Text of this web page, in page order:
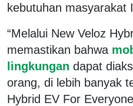
kebutuhan masyarakat
“Melalui New Veloz
memastikan bahwa
lingkungan dapat
orang, di lebih banyak
Hybrid EV For